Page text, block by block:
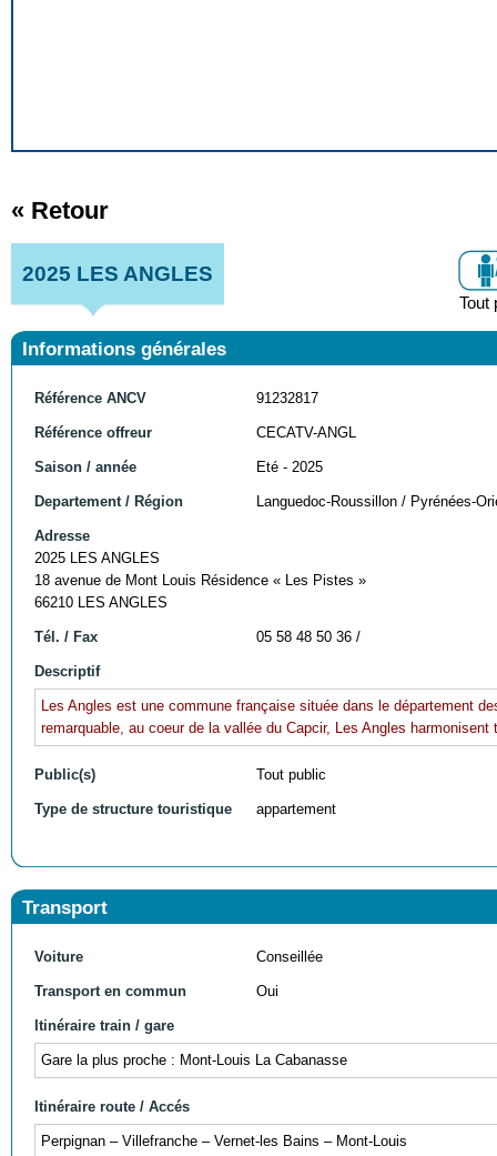
« Retour
2025 LES ANGLES
Tout
Informations générales
Référence ANCV 91232817
Référence offreur CECATV-ANGL
Saison / année Eté - 2025
Departement / Région Languedoc-Roussillon / Pyrénées-
Adresse
2025 LES ANGLES
18 avenue de Mont Louis Résidence « Les Pistes »
66210 LES ANGLES
Tél. / Fax 05 58 48 50 36 /
Descriptif
Les Angles est une commune française située dans le département
remarquable, au coeur de la vallée du Capcir, Les Angles
Public(s) Tout public
Type de structure touristique appartement
Transport
Voiture Conseillée
Transport en commun Oui
Itinéraire train / gare
Gare la plus proche : Mont-Louis La Cabanasse
Itinéraire route / Accés
Perpignan – Villefranche – Vernet-les Bains – Mont-Louis